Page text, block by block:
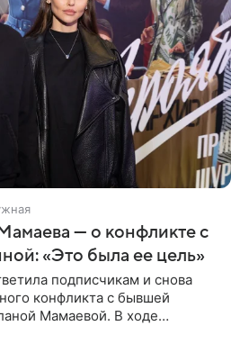
— о конфликте с
«Это была ее цель»
подписчикам и снова
конфликта с бывшей
Мамаевой. В ходе